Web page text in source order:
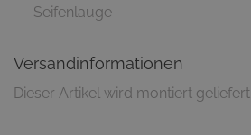
Seifenlauge
Versandinformationen
Dieser Artikel wird montiert geliefert